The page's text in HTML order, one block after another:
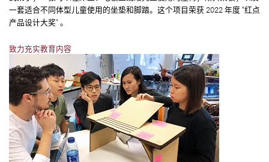
一套适合不同体型儿童使用的坐垫和脚踏。这个项目荣获 2022 年度 “红点
产品设计大奖" 。
致力充实教育内容